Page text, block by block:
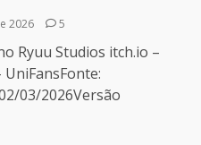
2026 5
Ryuu Studios itch.io –
03/2026Versão